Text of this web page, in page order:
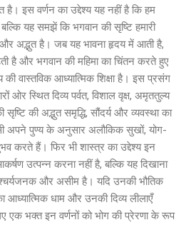
है। इस वर्णन का उद्देश्य यह नहीं है कि हम
यह समझें कि भगवान की सृष्टि हमारी
अद्भुत है। जब यह भावना हृदय में आती है,
है और भगवान की महिमा का चिंतन करते हुए
की वास्तविक आध्यात्मिक शिक्षा है। इस प्रसंग
ओर स्थित दिव्य पर्वत, विशाल वृक्ष, अमृततुल्य
सृष्टि की अद्भुत समृद्धि, सौंदर्य और व्यवस्था का
अपने पुण्य के अनुसार अलौकिक सुखों, योग-
करते हैं। फिर भी शास्त्र का उद्देश्य इन
उत्पन्न करना नहीं है, बल्कि यह दिखाना
और असीम है। यदि उनकी भौतिक
आध्यात्मिक धाम और उनकी दिव्य लीलाएँ
एक भक्त इन वर्णनों को भोग की प्रेरणा के रूप